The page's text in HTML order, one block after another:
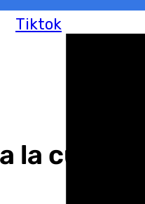
Tiktok
la